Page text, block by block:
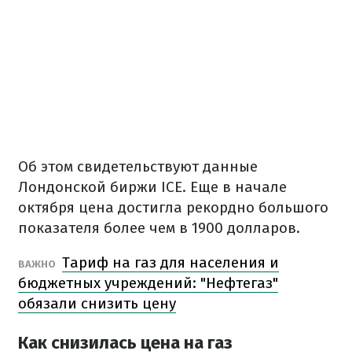
Об этом свидетельствуют данные
Лондонской биржи ICE. Еще в начале
октября цена достигла рекордно большого
показателя более чем в 1900 долларов.
ВАЖНО Тариф на газ для населения и
бюджетных учреждений: "Нефтегаз"
обязали снизить цену
Как снизилась цена на газ